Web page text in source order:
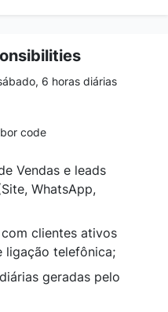
6 horas diárias
code
Vendas e leads
WhatsApp,
clientes ativos
ligação telefônica;
geradas pelo